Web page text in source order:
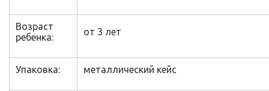
Возраст
ребенка:
от 3 лет
Упаковка: металлический кейс